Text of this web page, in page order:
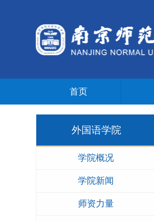
首页
外国语学院
学院概况
学院新闻
师资力量